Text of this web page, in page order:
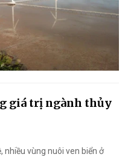
giá trị ngành thủy
nhiều vùng nuôi ven biển ở